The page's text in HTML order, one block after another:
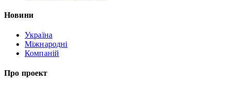
Новини
Україна
Міжнародні
Компаній
Про проект